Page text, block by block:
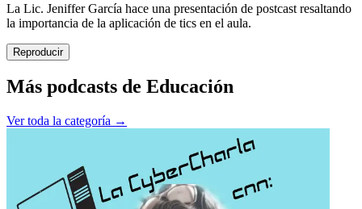
La Lic. Jeniffer García hace una presentación de postcast resaltando
la importancia de la aplicación de tics en el aula.
Reproducir
Más podcasts de Educación
Ver toda la categoría →